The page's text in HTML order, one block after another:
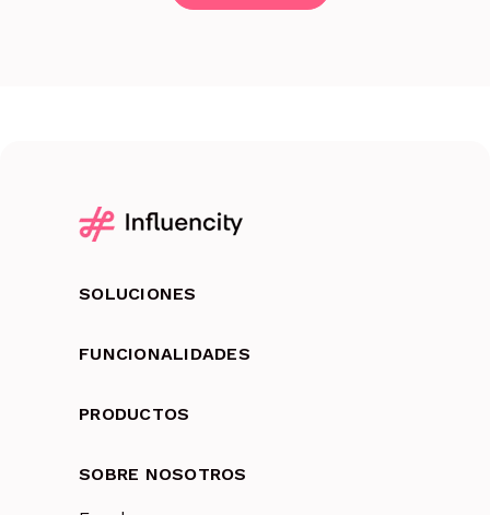
SOLUCIONES
FUNCIONALIDADES
PRODUCTOS
SOBRE NOSOTROS